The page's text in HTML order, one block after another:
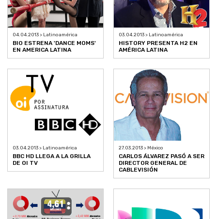
04.04.2013 > Latinoamérica
BIO ESTRENA 'DANCE MOMS'
EN AMERICA LATINA
03.04.2013 > Latinoamérica
HISTORY PRESENTA H2 EN
AMÉRICA LATINA
03.04.2013 > Latinoamérica
BBC HD LLEGA A LA GRILLA
DE OI TV
27.03.2013 > México
CARLOS ÁLVAREZ PASÓ A SER
DIRECTOR GENERAL DE
CABLEVISIÓN